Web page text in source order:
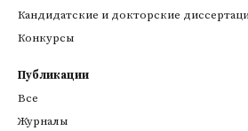
Кандидатские и докторские
Конкурсы
Публикации
Все
Журналы